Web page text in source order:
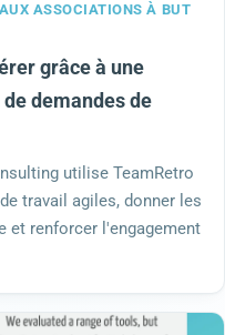
ASSOCIATIONS À BUT
grâce à une
demandes de
utilise TeamRetro
travail agiles, donner les
et renforcer l'engagement